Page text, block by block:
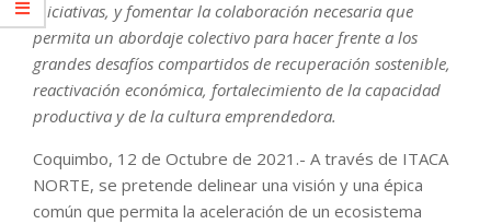
iniciativas, y fomentar la colaboración necesaria que
permita un abordaje colectivo para hacer frente a los
grandes desafíos compartidos de recuperación sostenible,
reactivación económica, fortalecimiento de la capacidad
productiva y de la cultura emprendedora.
Coquimbo, 12 de Octubre de 2021.- A través de ITACA
NORTE, se pretende delinear una visión y una épica
común que permita la aceleración de un ecosistema